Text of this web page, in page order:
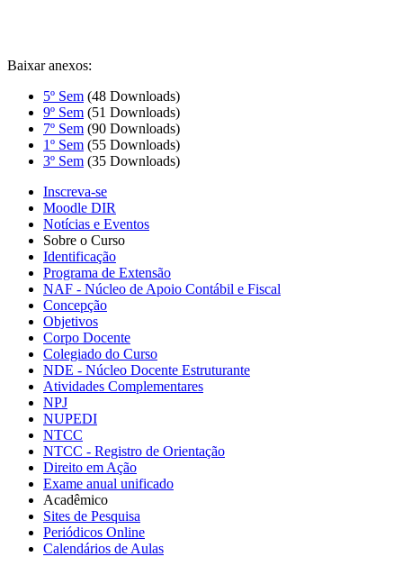
Baixar anexos:
5º Sem (48 Downloads)
9º Sem (51 Downloads)
7º Sem (90 Downloads)
1º Sem (55 Downloads)
3º Sem (35 Downloads)
Inscreva-se
Moodle DIR
Notícias e Eventos
Sobre o Curso
Identificação
Programa de Extensão
NAF - Núcleo de Apoio Contábil e Fiscal
Concepção
Objetivos
Corpo Docente
Colegiado do Curso
NDE - Núcleo Docente Estruturante
Atividades Complementares
NPJ
NUPEDI
NTCC
NTCC - Registro de Orientação
Direito em Ação
Exame anual unificado
Acadêmico
Sites de Pesquisa
Periódicos Online
Calendários de Aulas